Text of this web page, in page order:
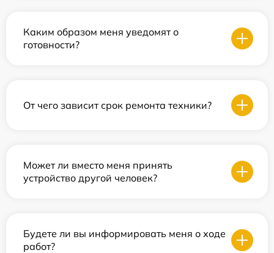
Каким образом меня уведомят о
готовности?
От чего зависит срок ремонта техники?
Может ли вместо меня принять
устройство другой человек?
Будете ли вы информировать меня о ходе
работ?